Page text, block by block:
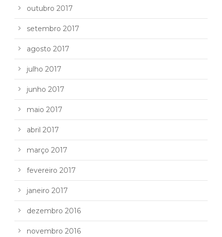
outubro 2017
setembro 2017
agosto 2017
julho 2017
junho 2017
maio 2017
abril 2017
março 2017
fevereiro 2017
janeiro 2017
dezembro 2016
novembro 2016